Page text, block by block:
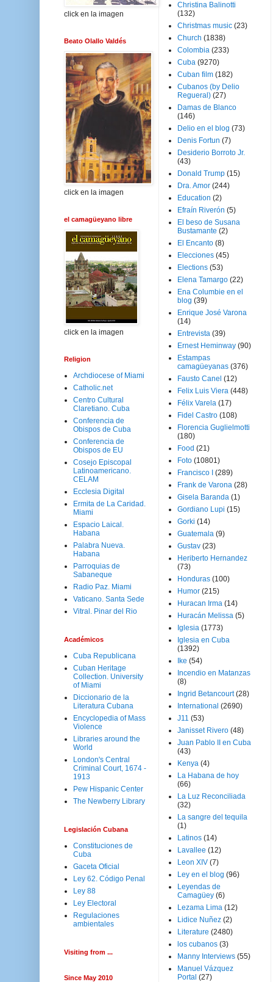
click en la imagen
Beato Olallo Valdés
click en la imagen
el camagüeyano libre
click en la imagen
Religion
Archdiocese of Miami
Catholic.net
Centro Cultural
Claretiano. Cuba
Conferencia de
Obispos de Cuba
Conferencia de
Obispos de EU
Cosejo Episcopal
Latinoamericano.
CELAM
Ecclesia Digital
Ermita de La Caridad.
Miami
Espacio Laical.
Habana
Palabra Nueva.
Habana
Parroquias de
Sabaneque
Radio Paz. Miami
Vaticano. Santa Sede
Vitral. Pinar del Rio
Académicos
Cuba Republicana
Cuban Heritage
Collection. University
of Miami
Diccionario de la
Literatura Cubana
Encyclopedia of Mass
Violence
Libraries around the
World
London's Central
Criminal Court, 1674 -
1913
Pew Hispanic Center
The Newberry Library
Legislación Cubana
Constituciones de
Cuba
Gaceta Oficial
Ley 62. Código Penal
Ley 88
Ley Electoral
Regulaciones
ambientales
Visiting from ...
Since May 2010
Christina Balinotti
(132)
Christmas music (23)
Church (1838)
Colombia (233)
Cuba (9270)
Cuban film (182)
Cubanos (by Delio
Regueral) (27)
Damas de Blanco
(146)
Delio en el blog (73)
Denis Fortun (7)
Desiderio Borroto Jr.
(43)
Donald Trump (15)
Dra. Amor (244)
Education (2)
Efraín Riverón (5)
El beso de Susana
Bustamante (2)
El Encanto (8)
Elecciones (45)
Elections (53)
Elena Tamargo (22)
Ena Columbie en el
blog (39)
Enrique José Varona
(14)
Entrevista (39)
Ernest Heminway (90)
Estampas
camagüeyanas (376)
Fausto Canel (12)
Felix Luis Viera (448)
Félix Varela (17)
Fidel Castro (108)
Florencia Guglielmotti
(180)
Food (21)
Foto (10801)
Francisco I
(289)
Frank de Varona (28)
Gisela Baranda (1)
Gordiano Lupi (15)
Gorki (14)
Guatemala (9)
Gustav (23)
Heriberto Hernandez
(73)
Honduras (100)
Humor (215)
Huracan Irma (14)
Huracán Melissa (5)
Iglesia (1773)
Iglesia en Cuba
(1392)
Ike (54)
Incendio en Matanzas
(8)
Ingrid Betancourt (28)
International (2690)
J11 (53)
Janisset Rivero (48)
Juan Pablo II en Cuba
(43)
Kenya (4)
La Habana de hoy
(66)
La Luz Reconciliada
(32)
La sangre del tequila
(1)
Latinos (14)
Lavallee (12)
Leon XIV (7)
Ley en el blog (96)
Leyendas de
Camagüey (6)
Lezama Lima (12)
Lidice Nuñez (2)
Literature (2480)
los cubanos (3)
Manny Interviews (55)
Manuel Vázquez
Portal (27)